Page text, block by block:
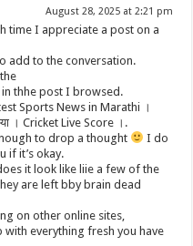
August 28, 2025 at 2:21 pm
time I appreciate a post on a
add to the conversation.
thhe post I browsed.
Sports News in Marathi ।
। Cricket Live Score ।.
to drop a thought
I do
if it’s okay.
it look like liie a few of the
are left bby brain dead
on other online sites,
everything fresh you have